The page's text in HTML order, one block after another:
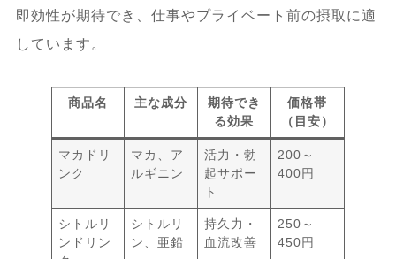
即効性が期待でき、仕事やプライベート前の摂取に適
しています。
商品名 主な成分
期待でき
る効果
価格帯
（目安）
マカドリ
ンク
マカ、ア
ルギニン
活力・勃
起サポー
ト
200～
400円
シトルリ
ンドリン
シトルリ
ン、亜鉛
持久力・
血流改善
250～
450円